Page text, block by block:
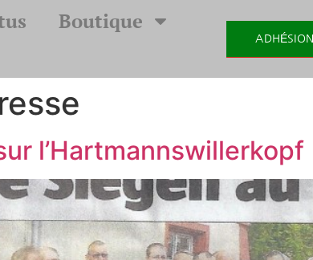
Boutique
ADHÉSION
l’Hartmannswillerkopf